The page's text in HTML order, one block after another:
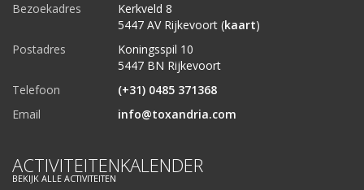
Bezoekadres
Kerkveld 8
5447 AV Rijkevoort (kaart)
Postadres
Koningsspil 10
5447 BN Rijkevoort
Telefoon
(+31) 0485 371368
Email
info@toxandria.com
ACTIVITEITENKALENDER
BEKIJK ALLE ACTIVITEITEN